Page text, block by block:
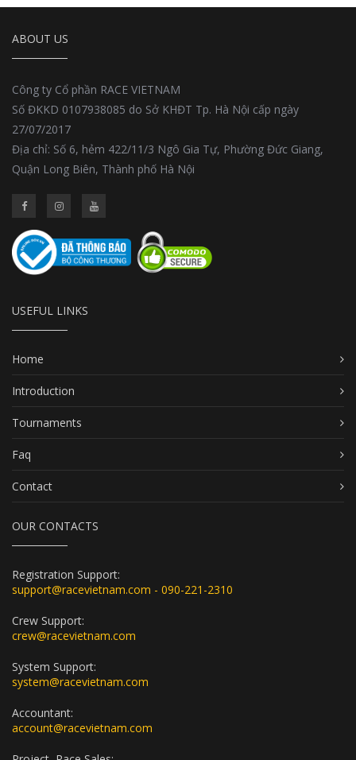
ABOUT US
Công ty Cổ phần RACE VIETNAM
Số ĐKKD 0107938085 do Sở KHĐT Tp. Hà Nội cấp ngày
27/07/2017
Địa chỉ: Số 6, hẻm 422/11/3 Ngô Gia Tự, Phường Đức Giang,
Quận Long Biên, Thành phố Hà Nội
USEFUL LINKS
Home
Introduction
Tournaments
Faq
Contact
OUR CONTACTS
Registration Support:
support@racevietnam.com - 090-221-2310
Crew Support:
crew@racevietnam.com
System Support:
system@racevietnam.com
Accountant:
account@racevietnam.com